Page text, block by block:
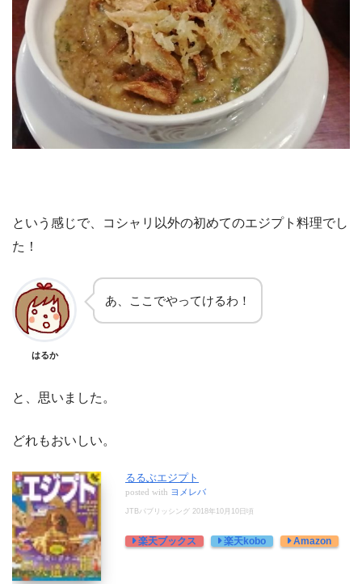
という感じで、コシャリ以外の初めてのエジプト料理でし
た！
はるか
あ、ここでやってけるわ！
と、思いました。
どれもおいしい。
るるぶエジプト
posted with ヨメレバ
JTBパブリッシング 2018年10月10日頃
楽天ブックス 楽天kobo Amazon